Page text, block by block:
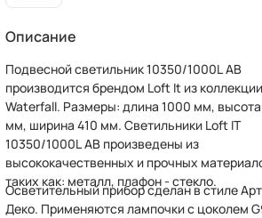
Описание
Подвесной светильник 10350/1000L AB
производится брендом Loft It из коллекции
Waterfall. Размеры: длина 1000 мм,
мм, ширина 410 мм. Светильники Loft IT
10350/1000L AB произведены из
высококачественных и прочных
таких как: металл, плафон - стекло.
Осветительный прибор сделан в стиле
Деко. Применяются лампочки с цоколем